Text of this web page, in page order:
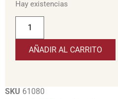
Hay existencias
AÑADIR AL CARRITO
SKU 61080